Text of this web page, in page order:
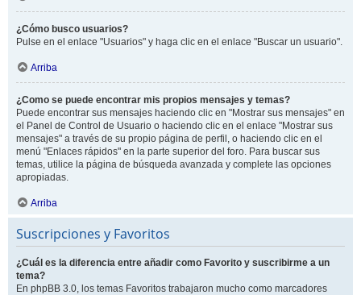
¿Cómo busco usuarios?
Pulse en el enlace "Usuarios" y haga clic en el enlace "Buscar un usuario".
Arriba
¿Como se puede encontrar mis propios mensajes y temas?
Puede encontrar sus mensajes haciendo clic en "Mostrar sus mensajes" en
el Panel de Control de Usuario o haciendo clic en el enlace "Mostrar sus
mensajes" a través de su propio página de perfil, o haciendo clic en el
menú "Enlaces rápidos" en la parte superior del foro. Para buscar sus
temas, utilice la página de búsqueda avanzada y complete las opciones
apropiadas.
Arriba
Suscripciones y Favoritos
¿Cuál es la diferencia entre añadir como Favorito y suscribirme a un
tema?
En phpBB 3.0, los temas Favoritos trabajaron mucho como marcadores